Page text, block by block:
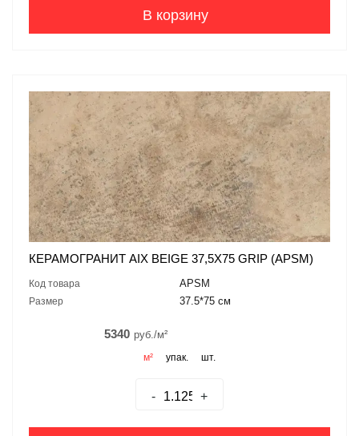
В корзину
КЕРАМОГРАНИТ AIX BEIGE 37,5X75 GRIP (APSM)
Код товара APSM
Размер 37.5*75 см
5340 руб./м²
м² упак. шт.
- +